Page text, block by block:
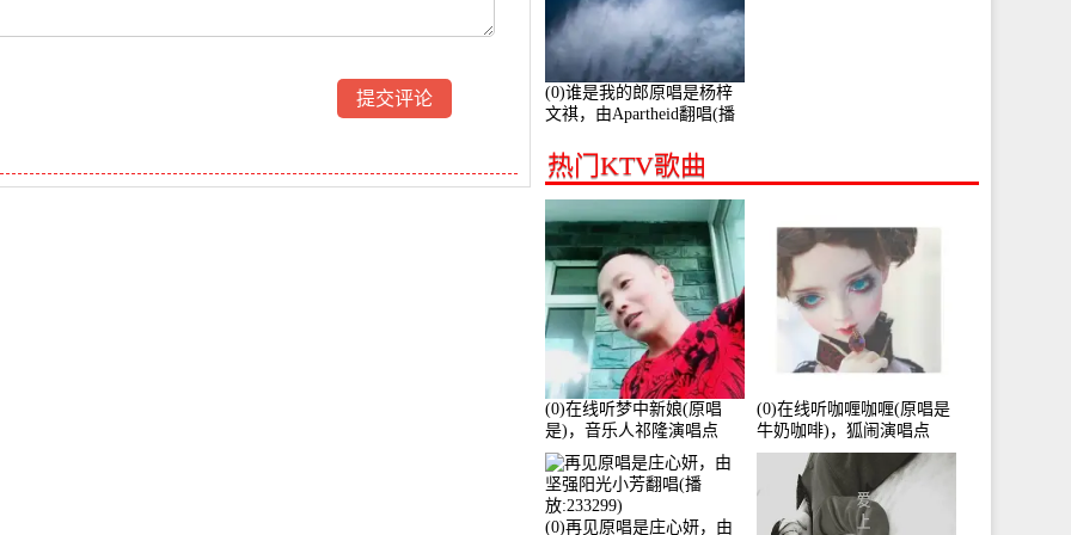
(0)谁是我的郎原唱是杨梓
文祺，由Apartheid翻唱(播
热门KTV歌曲
(0)在线听梦中新娘(原唱
是)，音乐人祁隆演唱点
播:2713192次
(0)在线听咖喱咖喱(原唱是
牛奶咖啡)，狐闹演唱点
播:287579次
(0)再见原唱是庄心妍，由